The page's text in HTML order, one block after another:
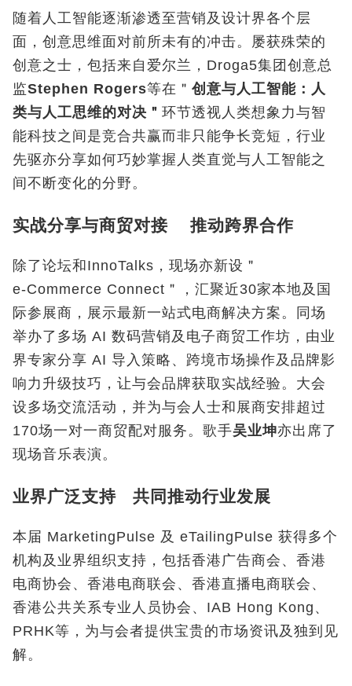
随着人工智能逐渐渗透至营销及设计界各个层
面，创意思维面对前所未有的冲击。屡获殊荣的
创意之士，包括来自爱尔兰，Droga5集团创意总
监Stephen Rogers等在＂ 创意与人工智能：人
类与人工思维的对决＂ 环节透视人类想象力与智
能科技之间是竞合共赢而非只能争长竞短，行业
先驱亦分享如何巧妙掌握人类直觉与人工智能之
间不断变化的分野。
实战分享与商贸对接 推动跨界合作
除了论坛和InnoTalks，现场亦新设＂
e‑Commerce Connect＂，汇聚近30家本地及国
际参展商，展示最新一站式电商解决方案。同场
举办了多场 AI 数码营销及电子商贸工作坊，由业
界专家分享 AI 导入策略、跨境市场操作及品牌影
响力升级技巧，让与会品牌获取实战经验。大会
设多场交流活动，并为与会人士和展商安排超过
170场一对一商贸配对服务。歌手吴业坤亦出席了
现场音乐表演。
业界广泛支持 共同推动行业发展
本届 MarketingPulse 及 eTailingPulse 获得多个
机构及业界组织支持，包括香港广告商会、香港
电商协会、香港电商联会、香港直播电商联会、
香港公共关系专业人员协会、IAB Hong Kong、
PRHK等，为与会者提供宝贵的市场资讯及独到见
解。